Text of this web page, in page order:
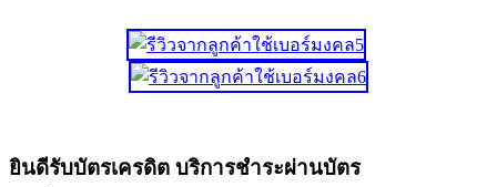
ยินดีรับบัตรเครดิต บริการชำระผ่านบัตร